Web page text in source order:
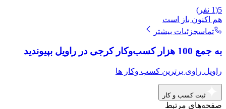
5
(
1 نفر)
هم اکنون باز است
تماسجزئیات بیشتر
به جمع 100 هزار کسب‌وکار کرجی در راویل بپیوندید
راویل راوی برترین کسب وکار ها
ثبت کسب و کار
صفحه‌های مرتبط